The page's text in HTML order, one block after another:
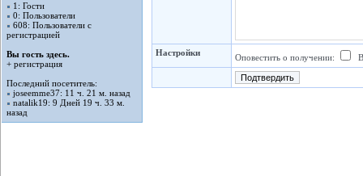
1: Гости
0: Пользователи
608: Пользователи с
регистрацией
Вы гость здесь.
+ регистрация
Последний посетитель:
joseemme37: 11 ч. 21 м. назад
natalik19: 9 Дней 19 ч. 33 м.
назад
Настройки Оповестить о получении: